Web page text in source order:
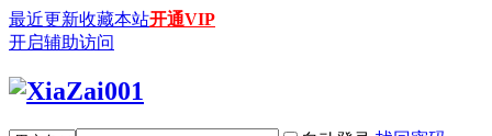
最近更新收藏本站开通VIP
开启辅助访问